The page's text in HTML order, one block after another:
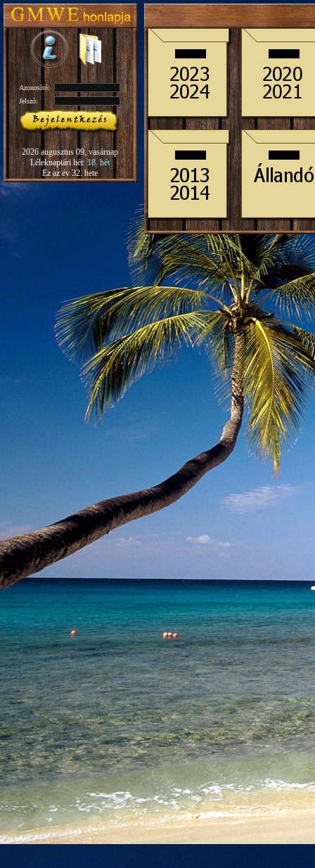
Azonosító:
Jelszó:
2026 augusztus 09, vasárnap
Léleknaptári hét:18. hét
Ez az év 32. hete